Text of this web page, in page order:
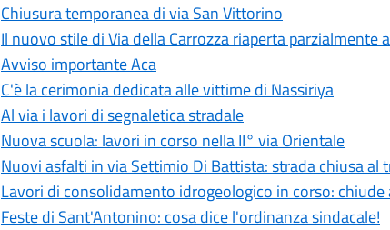
Chiusura temporanea di via San Vittorino
Il nuovo stile di Via della Carrozza riaperta
Avviso importante Aca
C'è la cerimonia dedicata alle vittime di Nassiriya
Al via i lavori di segnaletica stradale
Nuova scuola: lavori in corso nella II° via Orientale
Nuovi asfalti in via Settimio Di Battista: strada chiusa
Lavori di consolidamento idrogeologico in corso:
Feste di Sant'Antonino: cosa dice l'ordinanza sindacale!